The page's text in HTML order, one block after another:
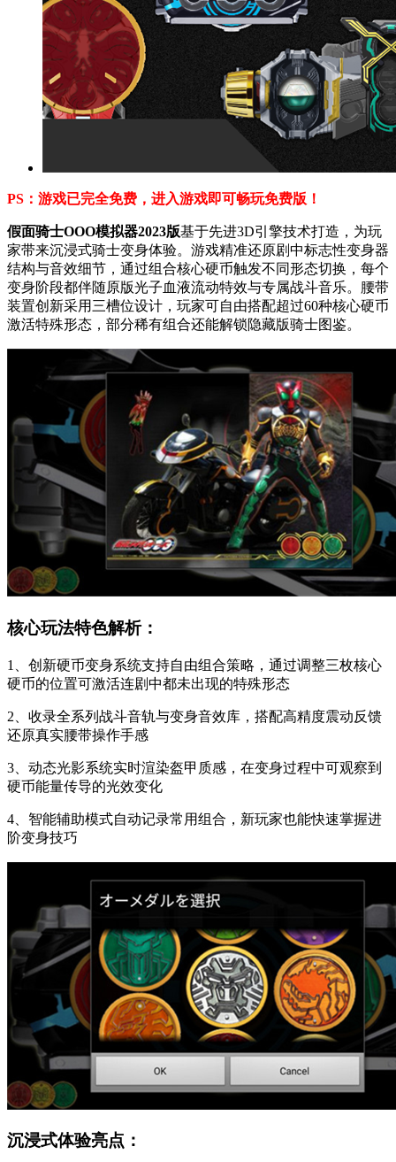
PS：游戏已完全免费，进入游戏即可畅玩免费版！
假面骑士OOO模拟器2023版基于先进3D引擎技术打造，为玩
家带来沉浸式骑士变身体验。游戏精准还原剧中标志性变身器
结构与音效细节，通过组合核心硬币触发不同形态切换，每个
变身阶段都伴随原版光子血液流动特效与专属战斗音乐。腰带
装置创新采用三槽位设计，玩家可自由搭配超过60种核心硬币
激活特殊形态，部分稀有组合还能解锁隐藏版骑士图鉴。
核心玩法特色解析：
1、创新硬币变身系统支持自由组合策略，通过调整三枚核心
硬币的位置可激活连剧中都未出现的特殊形态
2、收录全系列战斗音轨与变身音效库，搭配高精度震动反馈
还原真实腰带操作手感
3、动态光影系统实时渲染盔甲质感，在变身过程中可观察到
硬币能量传导的光效变化
4、智能辅助模式自动记录常用组合，新玩家也能快速掌握进
阶变身技巧
沉浸式体验亮点：